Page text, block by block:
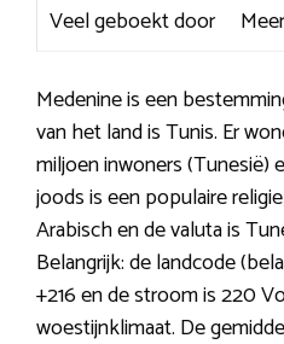
Veel geboekt door
Medenine is een
van het land is Tunis. Er
miljoen inwoners (Tunesië)
joods is een populaire
Arabisch en de valuta is
Belangrijk: de landcode
+216 en de stroom is 220
woestijnklimaat. De